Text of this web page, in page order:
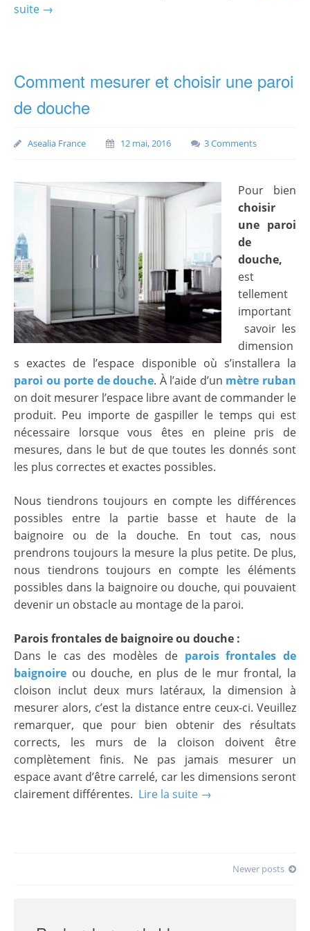
suite →
Comment mesurer et choisir une paroi
de douche
Asealia France 12 mai, 2016 3 Comments
Pour bien
choisir
une paroi
de
douche,
est
tellement
important
savoir les
dimension
s exactes de l’espace disponible où s’installera la
paroi ou porte de douche. À l’aide d’un mètre ruban
on doit mesurer l’espace libre avant de commander le
produit. Peu importe de gaspiller le temps qui est
nécessaire lorsque vous êtes en pleine pris de
mesures, dans le but de que toutes les donnés sont
les plus correctes et exactes possibles.
Nous tiendrons toujours en compte les différences
possibles entre la partie basse et haute de la
baignoire ou de la douche. En tout cas, nous
prendrons toujours la mesure la plus petite. De plus,
nous tiendrons toujours en compte les éléments
possibles dans la baignoire ou douche, qui pouvaient
devenir un obstacle au montage de la paroi.
Parois frontales de baignoire ou douche :
Dans le cas des modèles de parois frontales de
baignoire ou douche, en plus de le mur frontal, la
cloison inclut deux murs latéraux, la dimension à
mesurer alors, c’est la distance entre ceux-ci. Veuillez
remarquer, que pour bien obtenir des résultats
corrects, les murs de la cloison doivent être
complètement finis. Ne pas jamais mesurer un
espace avant d’être carrelé, car les dimensions seront
clairement différentes. Lire la suite →
navigation
Newer posts